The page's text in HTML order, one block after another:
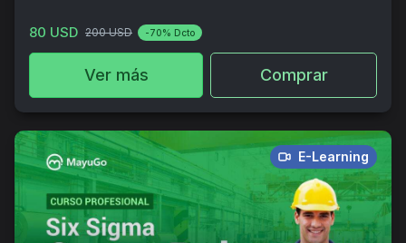
80 USD 200 USD -70% Dcto
Ver más Comprar
E-Learning